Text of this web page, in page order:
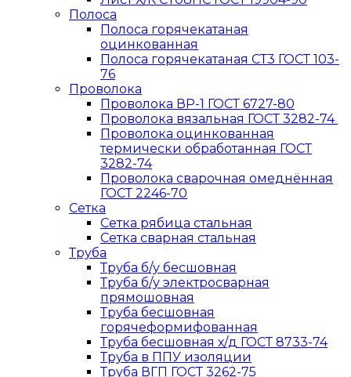
Полоса
Полоса горячекатаная
оцинкованная
Полоса горячекатаная СТ3 ГОСТ 103-
76
Проволока
Проволока ВР-1 ГОСТ 6727-80
Проволока вязальная ГОСТ 3282-74
Проволока оцинкованная
термически обработанная ГОСТ
3282-74
Проволока сварочная омеднённая
ГОСТ 2246-70
Сетка
Сетка рябица стальная
Сетка сварная стальная
Труба
Труба б/у бесшовная
Труба б/у электросварная
прямошовная
Труба бесшовная
горячеформифованная
Труба бесшовная х/д ГОСТ 8733-74
Труба в ППУ изоляции
Труба ВГП ГОСТ 3262-75